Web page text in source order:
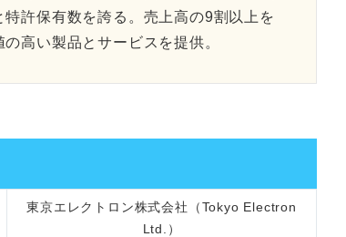
許保有数を誇る。売上高の9割以上を
高い製品とサービスを提供。
東京エレクトロン株式会社（Tokyo Electron
Ltd.）